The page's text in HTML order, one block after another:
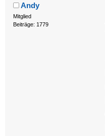
Andy
Mitglied
Beiträge: 1779